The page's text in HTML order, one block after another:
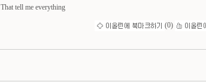
That tell me everything
(0)